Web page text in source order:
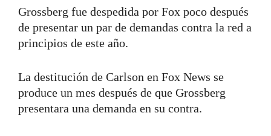
Grossberg fue despedida por Fox poco después
de presentar un par de demandas contra la red a
principios de este año.
La destitución de Carlson en Fox News se
produce un mes después de que Grossberg
presentara una demanda en su contra.